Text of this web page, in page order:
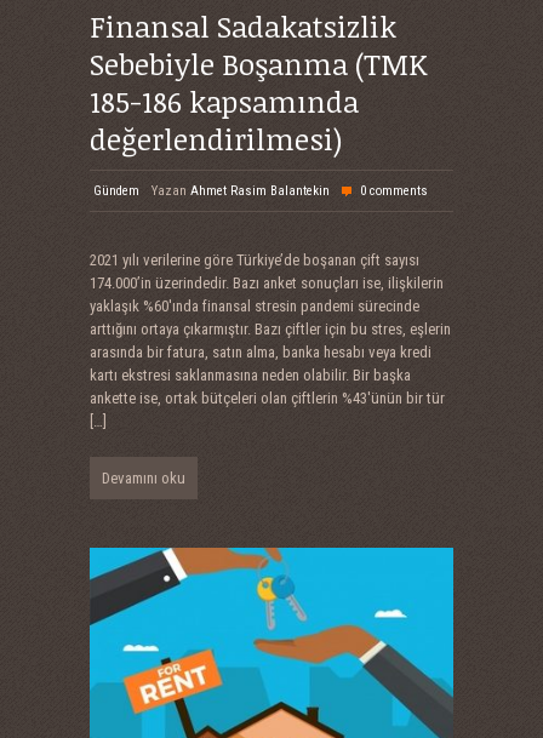
Finansal Sadakatsizlik
Sebebiyle Boşanma (TMK
185-186 kapsamında
değerlendirilmesi)
Gündem Yazan Ahmet Rasim Balantekin 0 comments
2021 yılı verilerine göre Türkiye’de boşanan çift sayısı
174.000’in üzerindedir. Bazı anket sonuçları ise, ilişkilerin
yaklaşık %60′ında finansal stresin pandemi sürecinde
arttığını ortaya çıkarmıştır. Bazı çiftler için bu stres, eşlerin
arasında bir fatura, satın alma, banka hesabı veya kredi
kartı ekstresi saklanmasına neden olabilir. Bir başka
ankette ise, ortak bütçeleri olan çiftlerin %43′ünün bir tür
[…]
Devamını oku